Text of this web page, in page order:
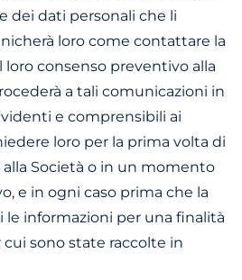
dei dati personali che li
loro come contattare la
loro consenso preventivo alla
a tali comunicazioni in
e comprensibili ai
loro per la prima volta di
Società o in un momento
e in ogni caso prima che la
le informazioni per una finalità
sono state raccolte in